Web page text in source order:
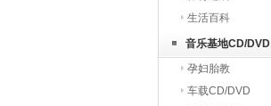
生活百科
音乐基地CD/DVD
孕妇胎教
车载CD/DVD